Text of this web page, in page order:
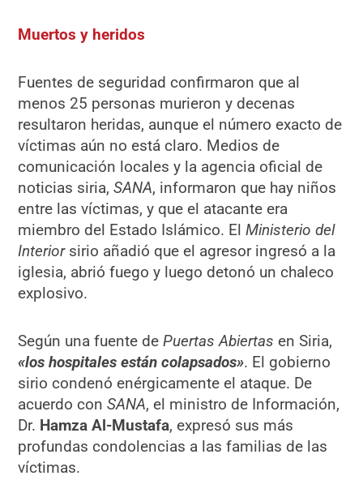
Muertos y heridos
Fuentes de seguridad confirmaron que al
menos 25 personas murieron y decenas
resultaron heridas, aunque el número exacto de
víctimas aún no está claro. Medios de
comunicación locales y la agencia oficial de
noticias siria,SANA, informaron que hay niños
entre las víctimas, y que el atacante era
miembro del Estado Islámico. ElMinisterio del
Interiorsirio añadió que el agresor ingresó a la
iglesia, abrió fuego y luego detonó un chaleco
explosivo.
Según una fuente dePuertas Abiertas en Siria,
«los hospitales están colapsados». El gobierno
sirio condenó enérgicamente el ataque. De
acuerdo conSANA, el ministro de Información,
Dr. Hamza Al-Mustafa, expresó sus más
profundas condolencias a las familias de las
víctimas.